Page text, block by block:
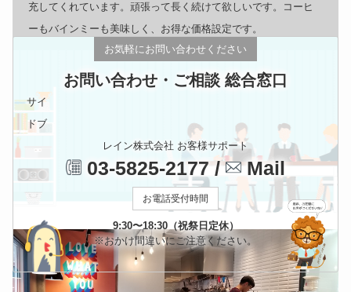
充してくれています。頑張って長く続けて欲しいです。コーヒ
ーもバインミーも美味しく、お得な価格設定です。
ベーカリー
ランビック Bliss cafe
東京都江東区三好４丁目６−１７ （地図：
）
おすすめランク
: 03-5809-8010ホームページURL
:
https://instagram.com/blisscafe.jp?igshid=OGQ5ZDc2ODk2ZA==
お気軽にお問い合わせください
お問い合わせ・ご相談 総合窓口
サイ
ドブ
レイン株式会社 お客様サポート
03-5825-2177/ Mail
お電話受付時間
9:30〜18:30（祝祭日定休）
※おかけ間違いにご注意ください。